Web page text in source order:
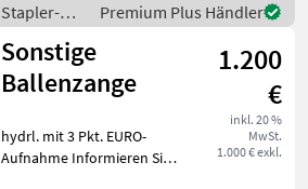
Stapler-
und
Lagertechnik
/ Sonstige
Premium Plus Händler
Sonstige
Ballenzange
1.200
€
inkl. 20 %
MwSt.
1.000 € exkl.
hydrl. mit 3 Pkt. EURO-
Aufnahme Informieren Sie